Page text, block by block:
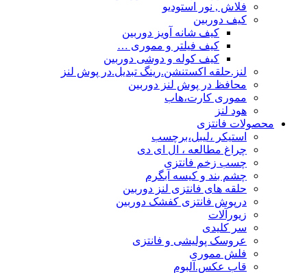
فلاش , نور استودیو
کیف دوربین
کیف شانه آویز دوربین
کیف فیلتر و مموری …
کیف کوله و دوشی دوربین
لنز.حلقه اکستنشن.رینگ تبدیل.در پوش لنز
محافظ در پوش لنز دوربین
مموری کارت،هاب
هود لنز
محصولات فانتزی
استیکر ،لیبل،برچسب
چراغ مطالعه ، ال ای دی
چسب زخم فانتزی
چشم بند و کیسه آبگرم
حلقه های فانتزی لنز دوربین
درپوش فانتزی کفشک دوربین
زیورآلات
سر کلیدی
عروسک پولیشی و فانتزی
فلش مموری
قاب عکس.آلبوم